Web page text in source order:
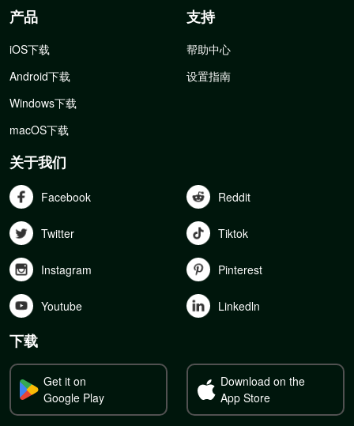
产品
iOS下载
Android下载
Windows下载
macOS下载
支持
帮助中心
设置指南
关于我们
Facebook Reddit
Twitter Tiktok
Instagram Pinterest
Youtube Linkedln
下载
Get it on
Google Play
Download on the
App Store